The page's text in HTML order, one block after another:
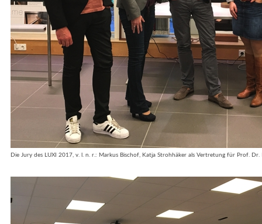
Die Jury des LUXI 2017, v. l. n. r.: Markus Bischof, Katja Strohhäker als Vertretung für Prof. Dr.